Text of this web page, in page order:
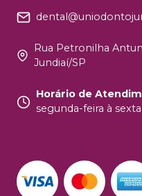
Rua Petronilha
Jundiaí/SP
Horário de
segunda-feira à